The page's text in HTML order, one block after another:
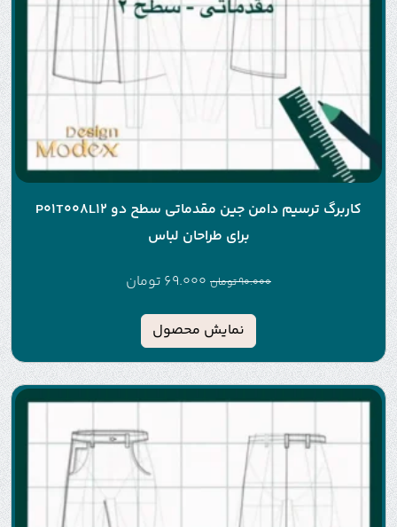
کاربرگ ترسیم دامن جین مقدماتی سطح دو P01T008L12
برای طراحان لباس
90.000تومان 69.000 تومان
نمایش محصول